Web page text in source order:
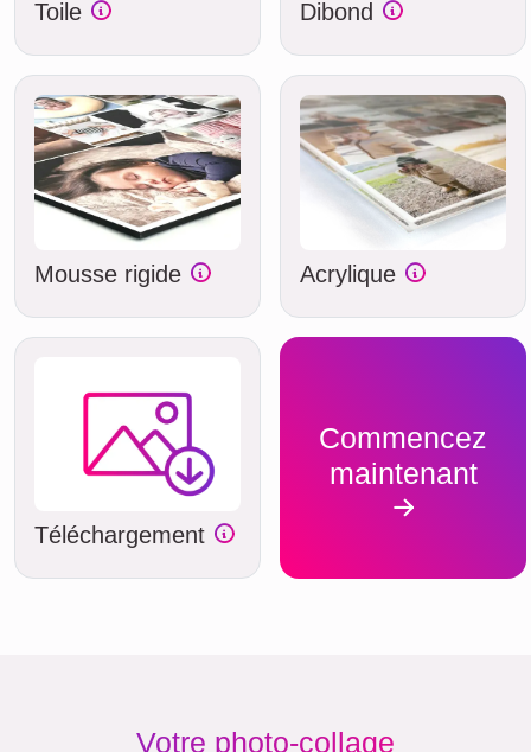
Toile Dibond
Mousse rigide Acrylique
Téléchargement
Commencez
maintenant
Votre photo-collage